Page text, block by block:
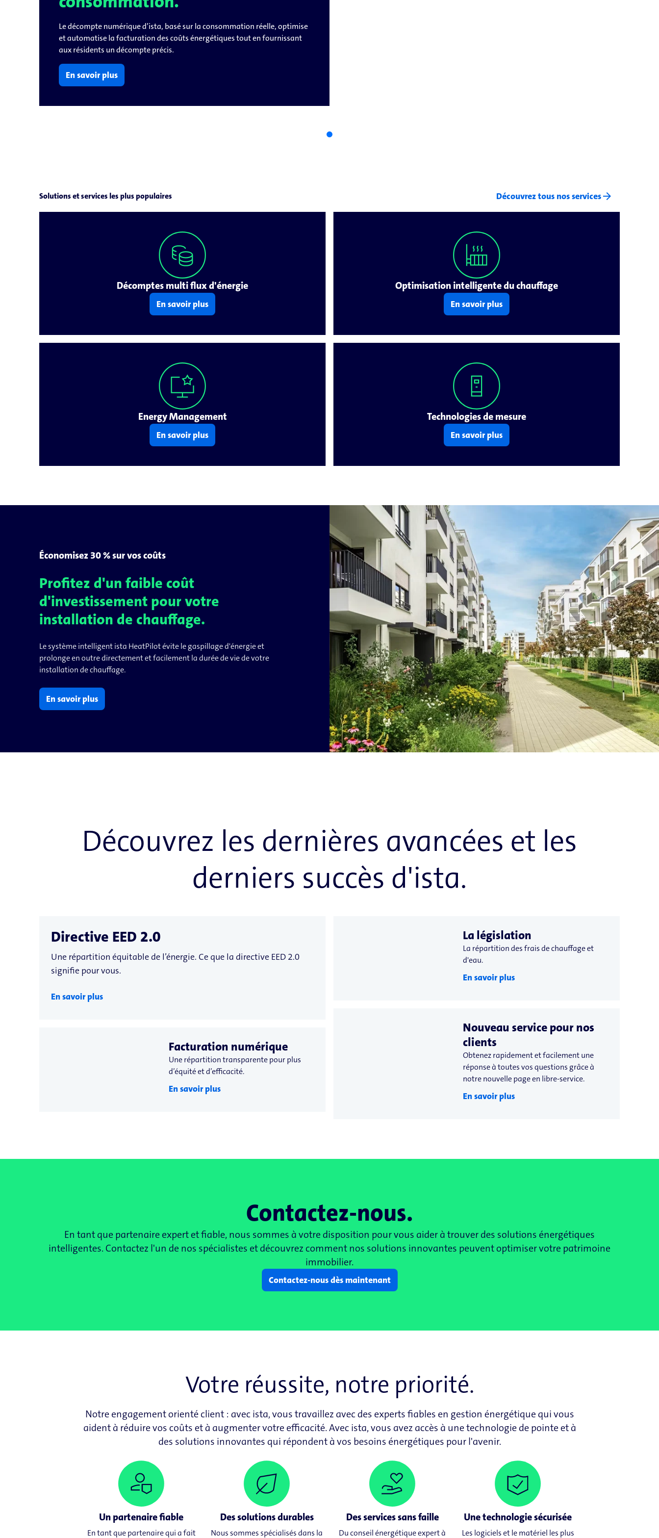
Le décompte numérique d’ista, basé sur la consommation réelle, optimise
et automatise la facturation des coûts énergétiques tout en fournissant
aux résidents un décompte précis.
En savoir plus
Solutions et services les plus populaires Découvrez tous nos servicesarrow_forward
Décomptes multi flux d'énergie
En savoir plus
Optimisation intelligente du chauffage
En savoir plus
Energy Management
En savoir plus
Technologies de mesure
En savoir plus
Économisez 30 % sur vos coûts
Profitez d'un faible coût
d'investissement pour votre
installation de chauffage.
Le système intelligent ista HeatPilot évite le gaspillage d'énergie et
prolonge en outre directement et facilement la durée de vie de votre
installation de chauffage.
En savoir plus
Découvrez les dernières avancées et les
derniers succès d'ista.
Directive EED 2.0
Une répartition équitable de l’énergie. Ce que la directive EED 2.0
signifie pour vous.
En savoir plus
Facturation numérique
Une répartition transparente pour plus
d’équité et d’efficacité.
En savoir plus
La législation
La répartition des frais de chauffage et
d'eau.
En savoir plus
Nouveau service pour nos
clients
Obtenez rapidement et facilement une
réponse à toutes vos questions grâce à
notre nouvelle page en libre-service.
En savoir plus
Contactez-nous.
En tant que partenaire expert et fiable, nous sommes à votre disposition pour vous aider à trouver des solutions énergétiques
intelligentes. Contactez l'un de nos spécialistes et découvrez comment nos solutions innovantes peuvent optimiser votre patrimoine
immobilier.
Contactez-​​nous dès maintenant
Votre réussite, notre priorité.
Notre engagement orienté client : avec ista, vous travaillez avec des experts fiables en gestion énergétique qui vous
aident à réduire vos coûts et à augmenter votre efficacité. Avec ista, vous avez accès à une technologie de pointe et à
des solutions innovantes qui répondent à vos besoins énergétiques pour l'avenir.
Un partenaire fiable
En tant que partenaire qui a fait
Des solutions durables
Nous sommes spécialisés dans la
Des services sans faille
Du conseil énergétique expert à
Une technologie sécurisée
Les logiciels et le matériel les plus